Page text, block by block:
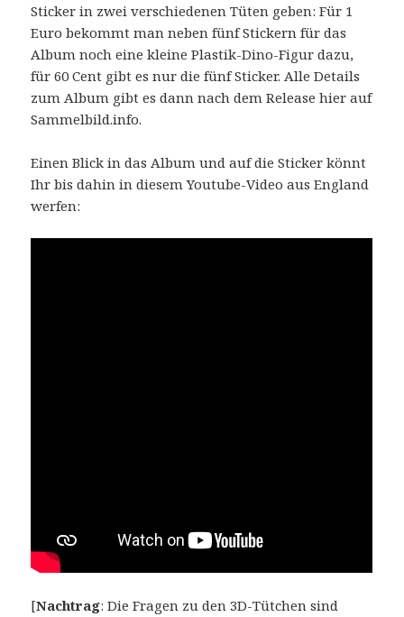
Sticker in zwei verschiedenen Tüten geben: Für 1
Euro bekommt man neben fünf Stickern für das
Album noch eine kleine Plastik-Dino-Figur dazu,
für 60 Cent gibt es nur die fünf Sticker. Alle Details
zum Album gibt es dann nach dem Release hier auf
Sammelbild.info.
Einen Blick in das Album und auf die Sticker könnt
Ihr bis dahin in diesem Youtube-Video aus England
werfen:
[Nachtrag: Die Fragen zu den 3D-Tütchen sind